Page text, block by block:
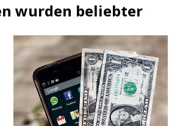
wurden beliebter